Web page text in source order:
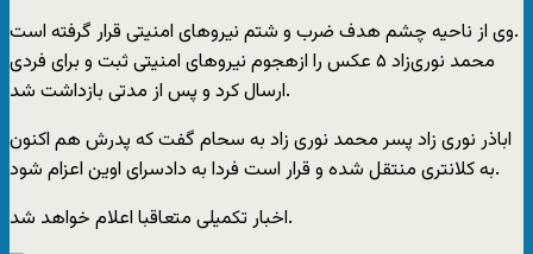
وی از ناحیه چشم هدف ضرب و شتم نیروهای امنیتی قرار گرفته است.
محمد نوری‌زاد ۵ عکس را ازهجوم نیروهای امنیتی ثبت و برای فردی
ارسال کرد و پس از مدتی بازداشت شد.
اباذر نوری زاد پسر محمد نوری زاد به سحام گفت که پدرش هم اکنون
به کلانتری منتقل شده و قرار است فردا به دادسرای اوین اعزام شود.
اخبار تکمیلی متعاقبا اعلام خواهد شد.